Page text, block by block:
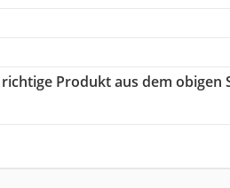
richtige Produkt aus dem